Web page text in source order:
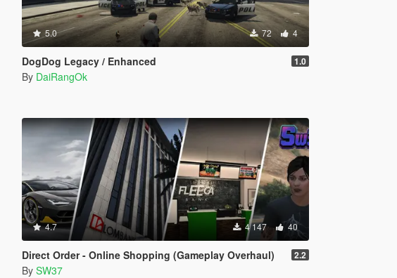
5.0 72 4
DogDog Legacy / Enhanced 1.0
By DaiRangOk
4.7 4 147 40
Direct Order - Online Shopping (Gameplay Overhaul) 2.2
By SW37